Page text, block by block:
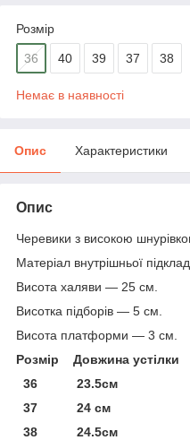
Розмір
36 40 39 37 38
Немає в наявності
Опис Характеристики
Опис
Черевики з високою
Матеріал внутрішньої
Висота халяви — 25 см.
Висотка підборів — 5 см.
Висота платформи — 3 см.
Розмір Довжина устілки
36 23.5см
37 24 см
38 24.5см